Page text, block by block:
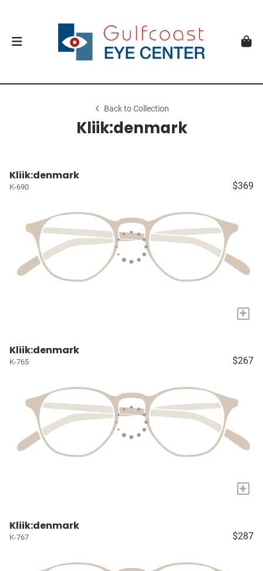
Back to Collection
Kliik:denmark
Kliik:denmark
K-690 $369
+
Kliik:denmark
K-765 $267
+
Kliik:denmark
K-767 $287